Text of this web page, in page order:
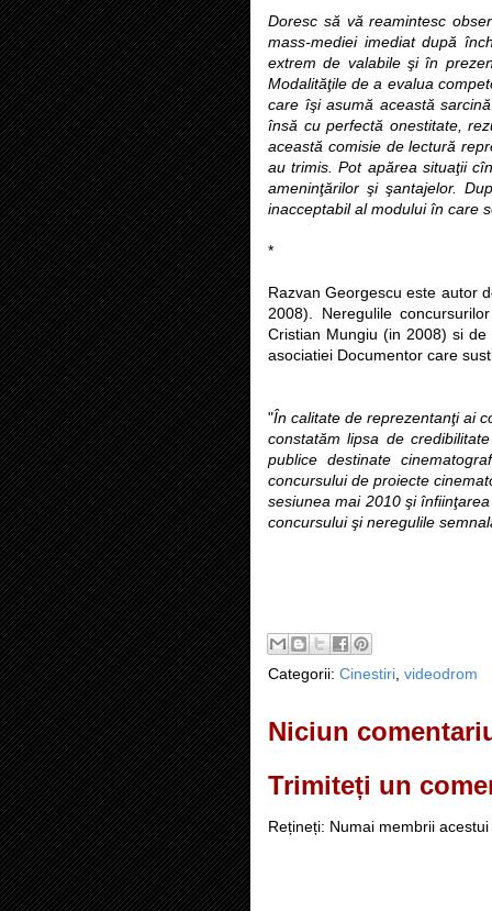
Doresc să vă reamintesc
mass-mediei imediat după
extrem de valabile şi în
Modalităţile de a evalua
care îşi asumă această
însă cu perfectă onestitate,
această comisie de lectură
au trimis. Pot apărea situaţii
ameninţărilor şi şantajelor.
inacceptabil al modului în care
*
Razvan Georgescu este autor
2008). Neregulile
Cristian Mungiu (in 2008) si
asociatiei Documentor care
"În calitate de reprezentanţi ai
constatăm lipsa de
publice destinate
concursului de proiecte
sesiunea mai 2010 şi
concursului şi neregulile
Categorii: Cinestiri videodrom
Niciun
Trimiteți un
Rețineți: Numai membrii